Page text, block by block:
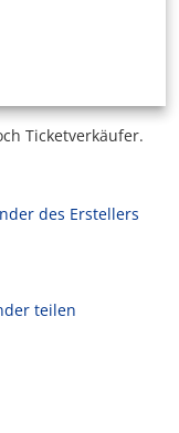
Ticketverkäufer.
des Erstellers
teilen